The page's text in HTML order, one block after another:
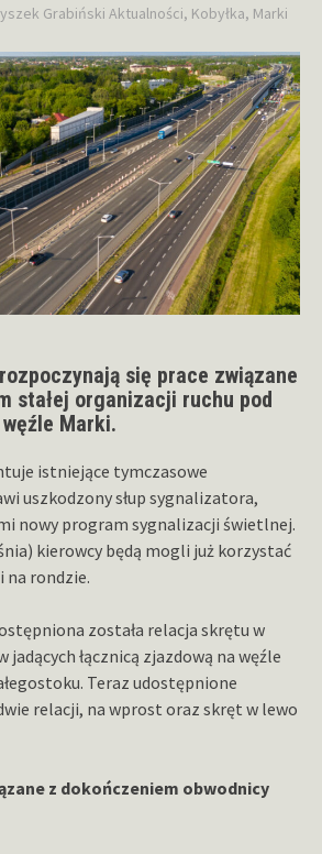
Grabiński Aktualności, Kobyłka, Marki
się prace związane
stałej organizacji ruchu pod
Marki.
istniejące tymczasowe
uszkodzony słup sygnalizatora,
nowy program sygnalizacji świetlnej.
kierowcy będą mogli już korzystać
na rondzie.
została relacja skrętu w
jadących łącznicą zjazdową na węźle
Teraz udostępnione
relacji, na wprost oraz skręt w lewo
z dokończeniem obwodnicy